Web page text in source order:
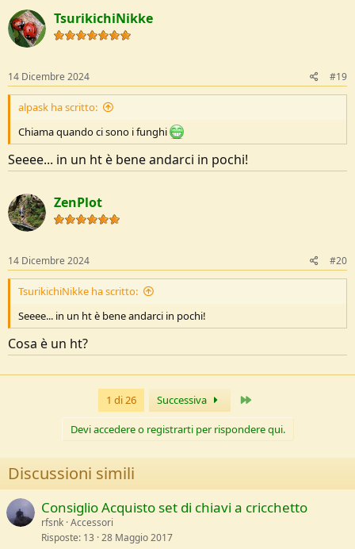
c
t
i
o
s
:
TsurikichiNikke
14 Dicembre 2024 #19
alpask ha scritto:
Chiama quando ci sono i funghi
Seeee... in un ht è bene andarci in pochi!
ZenPlot
14 Dicembre 2024 #20
TsurikichiNikke ha scritto:
Seeee... in un ht è bene andarci in pochi!
Cosa è un ht?
1 di 26 Successiva
Devi accedere o registrarti per rispondere qui.
Discussioni simili
Consiglio Acquisto set di chiavi a cricchetto
rfsnk Accessori
Risposte 13 28 Maggio 2017